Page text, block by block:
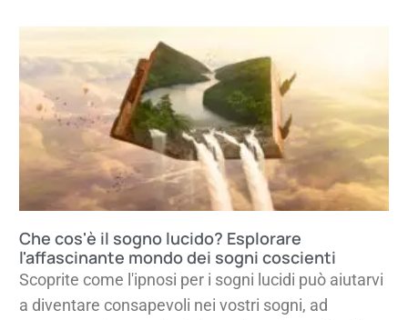
Che cos'è il sogno lucido? Esplorare
l'affascinante mondo dei sogni coscienti
Scoprite come l'ipnosi per i sogni lucidi può aiutarvi
a diventare consapevoli nei vostri sogni, ad